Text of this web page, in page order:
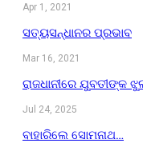
Apr 1, 2021
ସତ୍ୟସନ୍ଧାନର ପ୍ରଭାବ
Mar 16, 2021
ରାଜଧାନୀରେ ଯୁବତୀଙ୍କ
Jul 24, 2025
ବାହାରିଲେ ସୋମନାଥ…